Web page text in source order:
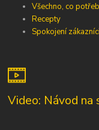
Všechno, co
Recepty
Spokojení zákazníci
Video: Návod na